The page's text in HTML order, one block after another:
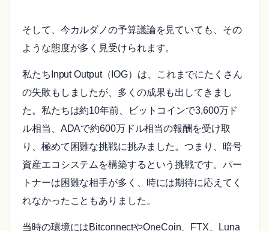
そして、今カルダノの予算議論を見ていても、その
ような態度が多く見受けられます。
私たちInput Output（IOG）は、これまでにたくさん
の失敗もしましたが、多くの成果も出してきまし
た。私たちは約10年前、ビットコインで3,600万ド
ル相当、ADAで約600万ドル相当の報酬を受け取
り、極めて困難な挑戦に挑みました。つまり、暗号
資産エコシステムを構築するという挑戦です。パー
トナーは困難な相手が多く、時には期待に応えてく
れなかったこともありました。
当時の環境にはBitconnectやOneCoin、FTX、Luna